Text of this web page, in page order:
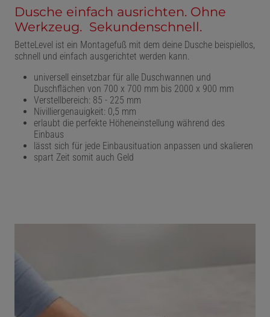
Dusche einfach ausrichten. Ohne
Werkzeug. Sekundenschnell.
BetteLevel ist ein Montagefuß mit dem deine Dusche beispiellos,
schnell und einfach ausgerichtet werden kann.
universell einsetzbar für alle Duschwannen und
Duschflächen von 700 x 700 mm bis 2000 x 900 mm
Verstellbereich: 85 - 225 mm
Nivilliergenauigkeit: 0,5 mm
erlaubt die perfekte Höheneinstellung während des
Einbaus
lässt sich für jede Einbausituation anpassen und skalieren
spart Zeit somit auch Geld